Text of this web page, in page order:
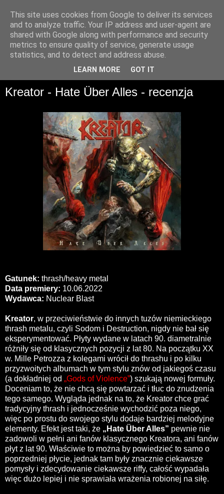
Kreator - Hate Über Alles - recenzja
Gatunek: thrash/heavy metal
Data premiery: 10.06.2022
Wydawca: Nuclear Blast
Kreator, w przeciwieństwie do innych tuzów niemieckiego
thrash metalu, czyli Sodom i Destruction, nigdy nie bał się
eksperymentować. Płyty wydane w latach 90. diametralnie
różniły się od klasycznych pozycji z lat 80. Na początku XX
w. Mille Petrozza z kolegami wrócił do thrashu i po kilku
przyzwoitych albumach w tym stylu znów od jakiegoś czasu
(a dokładniej od „Gods of Violence”) szukają nowej formuły.
Doceniam to, że nie chcą się powtarzać i tłuc do znudzenia
tego samego. Wygląda jednak na to, że Kreator chce grać
tradycyjny thrash i jednocześnie wychodzić poza niego,
więc po prostu do swojego stylu dodaje bardziej melodyjne
elementy. Efekt jest taki, że „Hate Über Alles” pewnie nie
zadowoli w pełni ani fanów klasycznego Kreatora, ani fanów
płyt z lat 90. Właściwie to można by powiedzieć to samo o
poprzedniej płycie, jednak tam były znacznie ciekawsze
pomysły i zdecydowanie ciekawsze riffy, całość wypadała
więc dużo lepiej i nie sprawiała wrażenia robionej na siłę.
This site uses cookies from Google to deliver its services
and to analyze traffic. Your IP address and user-agent are
shared with Google along with performance and security
metrics to ensure quality of service, generate usage
statistics, and to detect and address abuse.
LEARN MORE GOT IT